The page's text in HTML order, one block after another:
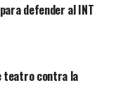
defender al INT
teatro contra la